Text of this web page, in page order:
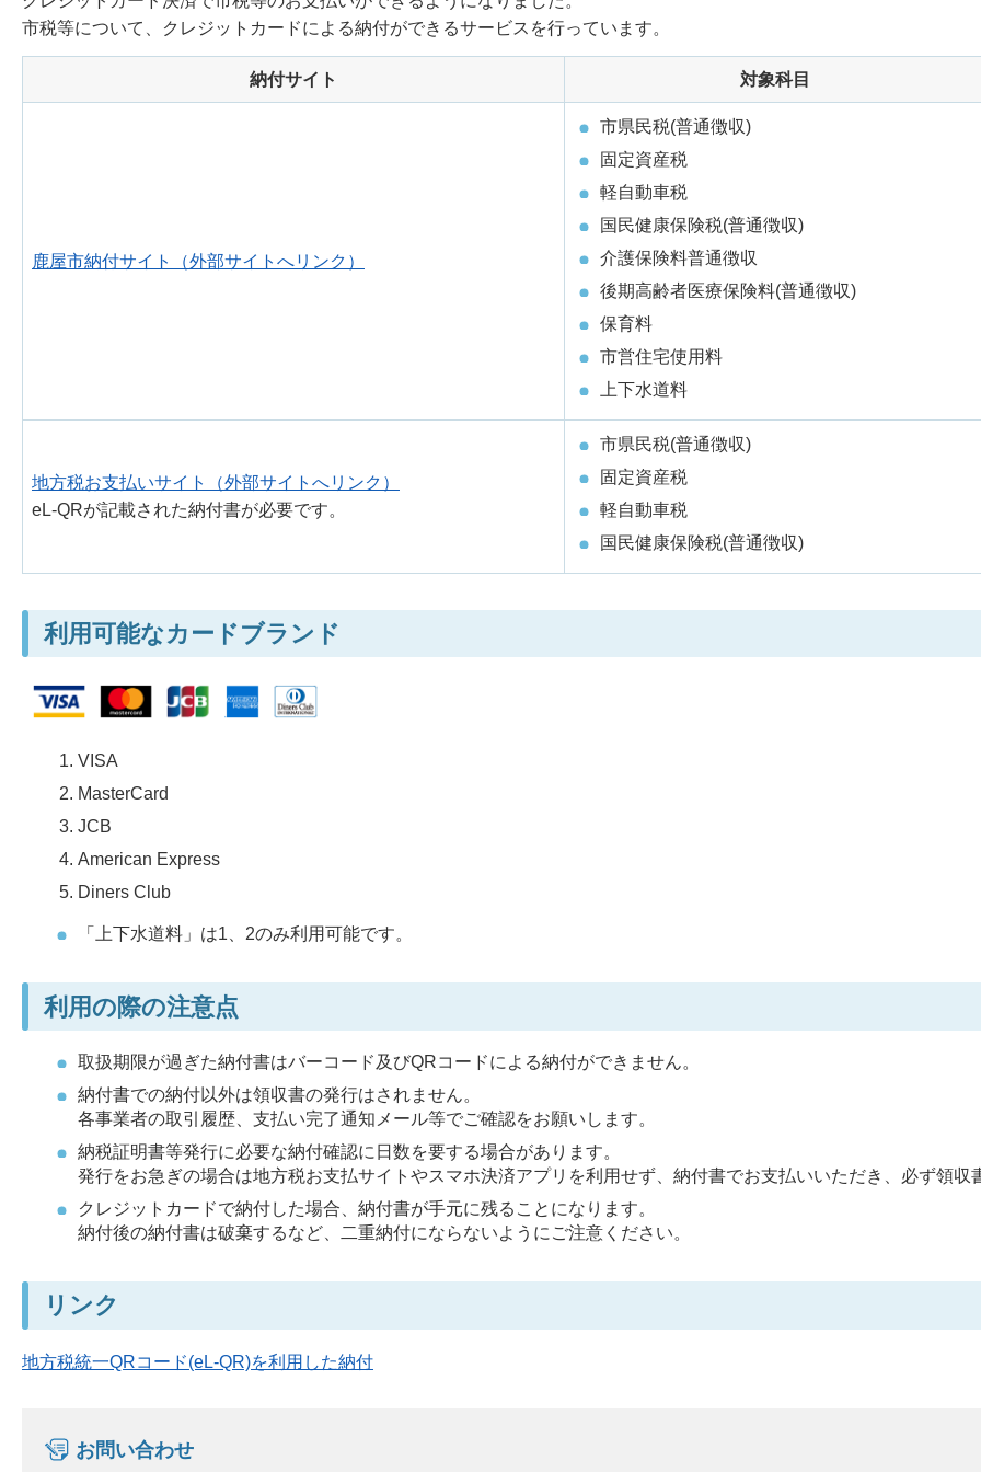
市税等について、クレジットカードによる納付ができるサービスを行っています。
納付サイト 対象科目
鹿屋市納付サイト（外部サイトへリンク）
市県民税(普通徴収)
固定資産税
軽自動車税
国民健康保険税(普通徴収)
介護保険料普通徴収
後期高齢者医療保険料(普通徴収)
保育料
市営住宅使用料
上下水道料
地方税お支払いサイト（外部サイトへリンク）
eL-QRが記載された納付書が必要です。
市県民税(普通徴収)
固定資産税
軽自動車税
国民健康保険税(普通徴収)
利用可能なカードブランド
VISA
MasterCard
JCB
American Express
Diners Club
「上下水道料」は1、2のみ利用可能です。
利用の際の注意点
取扱期限が過ぎた納付書はバーコード及びQRコードによる納付ができません。
納付書での納付以外は領収書の発行はされません。
各事業者の取引履歴、支払い完了通知メール等でご確認をお願いします。
納税証明書等発行に必要な納付確認に日数を要する場合があります。
発行をお急ぎの場合は地方税お支払サイトやスマホ決済アプリを利用せず、納付書でお支払いいただき、必ず領収
クレジットカードで納付した場合、納付書が手元に残ることになります。
納付後の納付書は破棄するなど、二重納付にならないようにご注意ください。
リンク
地方税統一QRコード(eL-QR)を利用した納付
お問い合わせ